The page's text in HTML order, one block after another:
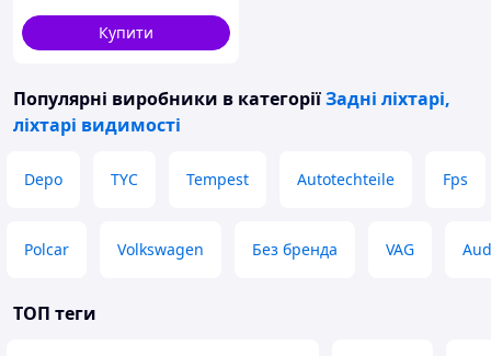
LIFT 05.00-Купити
Популярні виробники в категоріїЗадні ліхтарі,
ліхтарі видимості
Depo TYC Tempest Autotechteile Fps
Polcar Volkswagen Без бренда VAG
ТОП теги